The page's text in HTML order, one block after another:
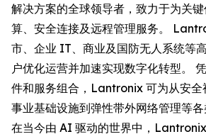
解决方案的全球领导者，致力于为关
算、安全连接及远程管理服务。
市、企业 IT、商业及国防无人系统等
户优化运营并加速实现数字化转型。
件和服务组合，Lantronix 可为从安全
事业基础设施到弹性带外网络管理等各
在当今由 AI 驱动的世界中，